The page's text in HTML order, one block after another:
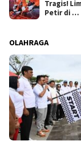
Tragis!
Petir di …
OLAHRAGA